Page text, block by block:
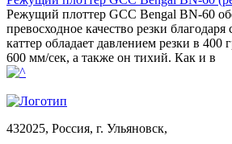
Режущий плоттер GCC Bengal BN-60
превосходное качество резки
каттер обладает давлением резки в 400
600 мм/сек, а также он тихий. Как и в
432025, Россия, г. Ульяновск,